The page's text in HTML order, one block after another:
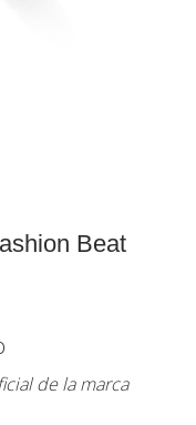
Beat
de la marca